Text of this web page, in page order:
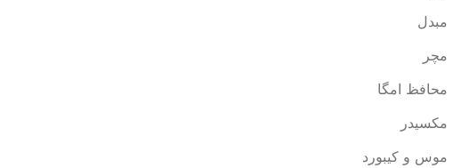
مبدل
مچر
محافظ امگا
مکسیدر
موس و کیبورد